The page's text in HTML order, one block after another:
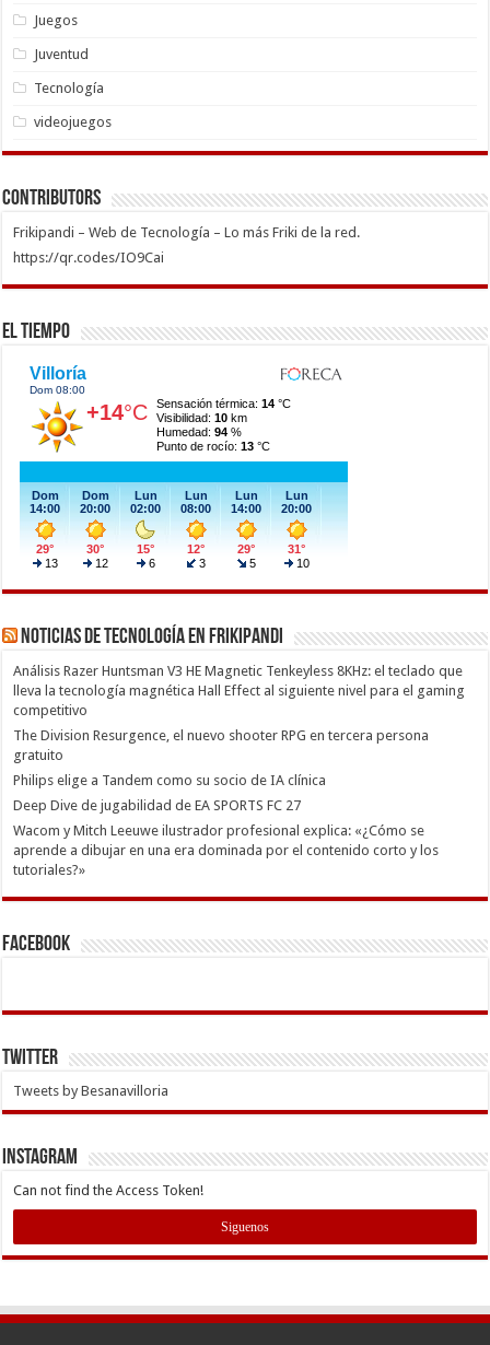
Juegos
Juventud
Tecnología
videojuegos
Contributors
Frikipandi – Web de Tecnología – Lo más Friki de la red.
https://qr.codes/IO9Cai
El Tiempo
Noticias de Tecnología en Frikipandi
Análisis Razer Huntsman V3 HE Magnetic Tenkeyless 8KHz: el teclado que
lleva la tecnología magnética Hall Effect al siguiente nivel para el gaming
competitivo
The Division Resurgence, el nuevo shooter RPG en tercera persona
gratuito
Philips elige a Tandem como su socio de IA clínica
Deep Dive de jugabilidad de EA SPORTS FC 27
Wacom y Mitch Leeuwe ilustrador profesional explica: «¿Cómo se
aprende a dibujar en una era dominada por el contenido corto y los
tutoriales?»
Facebook
Twitter
Tweets by Besanavilloria
INSTAGRAM
Can not find the Access Token!
Siguenos